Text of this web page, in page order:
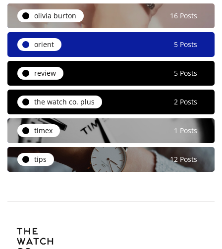
olivia burton 16 Posts
orient 5 Posts
review 5 Posts
the watch co. plus 2 Posts
timex 1 Posts
tips 12 Posts